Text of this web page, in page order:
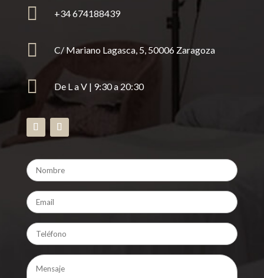
 +34 674188439
 C/ Mariano Lagasca, 5, 50006 Zaragoza
 De L a V | 9:30 a 20:30